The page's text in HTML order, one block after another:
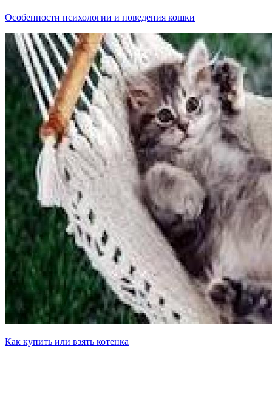
Особенности психологии и поведения кошки
Как купить или взять котенка